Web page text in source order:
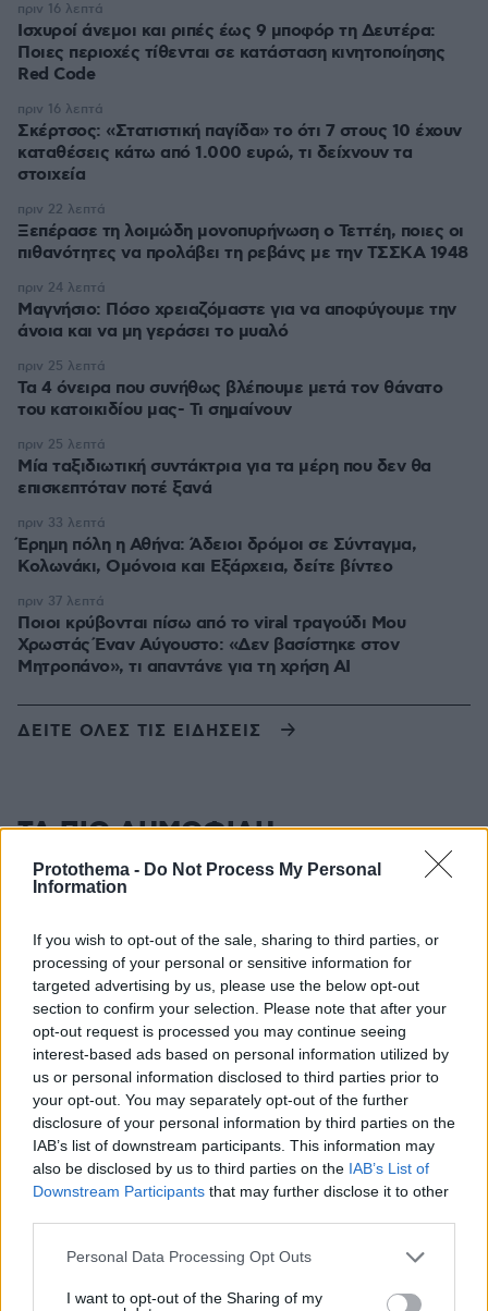
Protothema - Do Not Process My Personal
Information
If you wish to opt-out of the sale, sharing to third parties, or
processing of your personal or sensitive information for
targeted advertising by us, please use the below opt-out
section to confirm your selection. Please note that after your
opt-out request is processed you may continue seeing
interest-based ads based on personal information utilized by
us or personal information disclosed to third parties prior to
your opt-out. You may separately opt-out of the further
disclosure of your personal information by third parties on the
IAB’s list of downstream participants. This information may
also be disclosed by us to third parties on the IAB’s List of
Downstream Participants that may further disclose it to other
Please note that this website/app uses one or more Google
not limited to your visit or usage behaviour. You may click to
Personal Data Processing Opt Outs
I want to opt-out of the Sharing of my
Ισχυροί άνεμοι και ριπές έως 9 μποφόρ τη Δευτέρα:
Ποιες περιοχές τίθενται σε κατάσταση κινητοποίησης
Red Code
πριν 16 λεπτά
Σκέρτσος: «Στατιστική παγίδα» το ότι 7 στους 10 έχουν
καταθέσεις κάτω από 1.000 ευρώ, τι δείχνουν τα
στοιχεία
πριν 16 λεπτά
Ξεπέρασε τη λοιμώδη μονοπυρήνωση ο Τεττέη, ποιες οι
πιθανότητες να προλάβει τη ρεβάνς με την ΤΣΣΚΑ 1948
πριν 22 λεπτά
Μαγνήσιο: Πόσο χρειαζόμαστε για να αποφύγουμε την
άνοια και να μη γεράσει το μυαλό
πριν 24 λεπτά
Τα 4 όνειρα που συνήθως βλέπουμε μετά τον θάνατο
του κατοικιδίου μας- Τι σημαίνουν
πριν 25 λεπτά
Μία ταξιδιωτική συντάκτρια για τα μέρη που δεν θα
επισκεπτόταν ποτέ ξανά
πριν 25 λεπτά
Έρημη πόλη η Αθήνα: Άδειοι δρόμοι σε Σύνταγμα,
Κολωνάκι, Ομόνοια και Εξάρχεια, δείτε βίντεο
πριν 33 λεπτά
Ποιοι κρύβονται πίσω από το viral τραγούδι Μου
Χρωστάς Έναν Αύγουστο: «Δεν βασίστηκε στον
Μητροπάνο», τι απαντάνε για τη χρήση AI
πριν 37 λεπτά
ΔΕΙΤΕ ΟΛΕΣ ΤΙΣ ΕΙΔΗΣΕΙΣ
ΤΑ ΠΙΟ ΔΗΜΟΦΙΛΗ